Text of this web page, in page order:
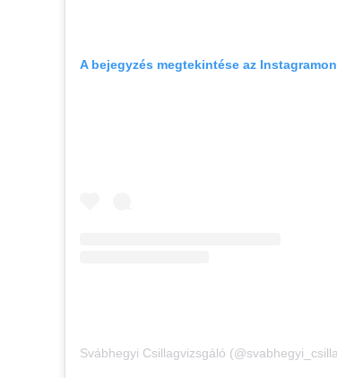
A bejegyzés megtekintése az Instagramon